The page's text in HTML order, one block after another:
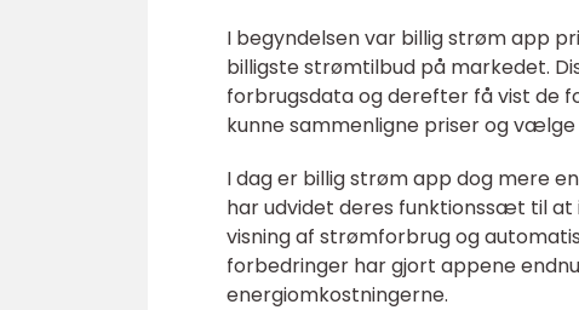
I begyndelsen var billig strøm app
billigste strømtilbud på markedet.
forbrugsdata og derefter få vist de
kunne sammenligne priser og
I dag er billig strøm app dog mere
har udvidet deres funktionssæt til at
visning af strømforbrug og
forbedringer har gjort appene
energiomkostningerne.